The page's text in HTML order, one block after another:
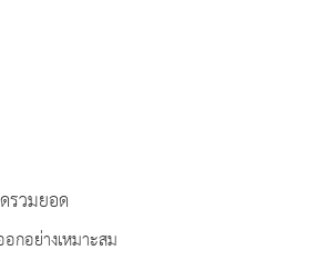
รวมยอด
กอย่างเหมาะสม